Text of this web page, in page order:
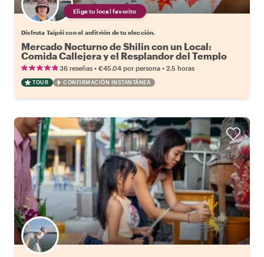
Elige tu local favorito
Disfruta Taipéi con el anfitrión de tu elección.
Mercado Nocturno de Shilin con un Local:
Comida Callejera y el Resplandor del Templo
36 reseñas • €45.04 por persona • 2.5 horas
TOUR CONFIRMACIÓN INSTANTÁNEA